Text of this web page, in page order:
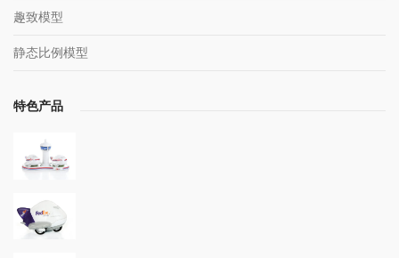
趣致模型
静态比例模型
特色产品